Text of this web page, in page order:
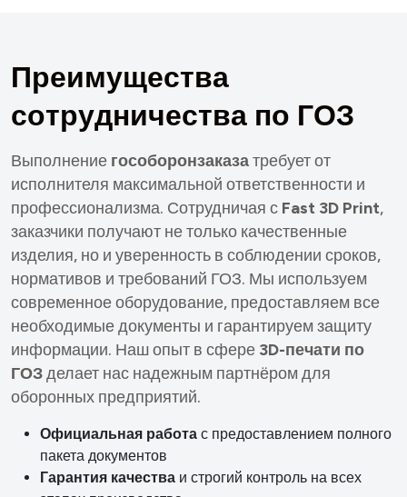
Преимущества
сотрудничества по ГОЗ
Выполнение гособоронзаказатребует от
исполнителя максимальной ответственности и
профессионализма. Сотрудничая с Fast 3D Print,
заказчики получают не только качественные
изделия, но и уверенность в соблюдении сроков,
нормативов и требований ГОЗ. Мы используем
современное оборудование, предоставляем все
необходимые документы и гарантируем защиту
информации. Наш опыт в сфере 3D-печати по
ГОЗделает нас надежным партнёром для
оборонных предприятий.
Официальная работа с предоставлением полного
пакета документов
Гарантия качества и строгий контроль на всех